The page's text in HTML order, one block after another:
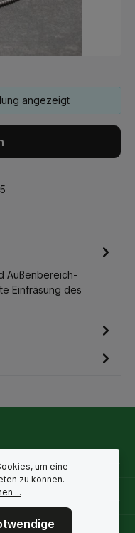
angezeigt
Außenbereich-
Einfräsung des
um eine
zu können.
...